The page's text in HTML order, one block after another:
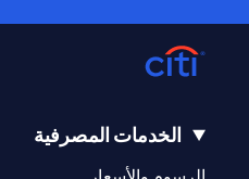
الخدمات المصرفية